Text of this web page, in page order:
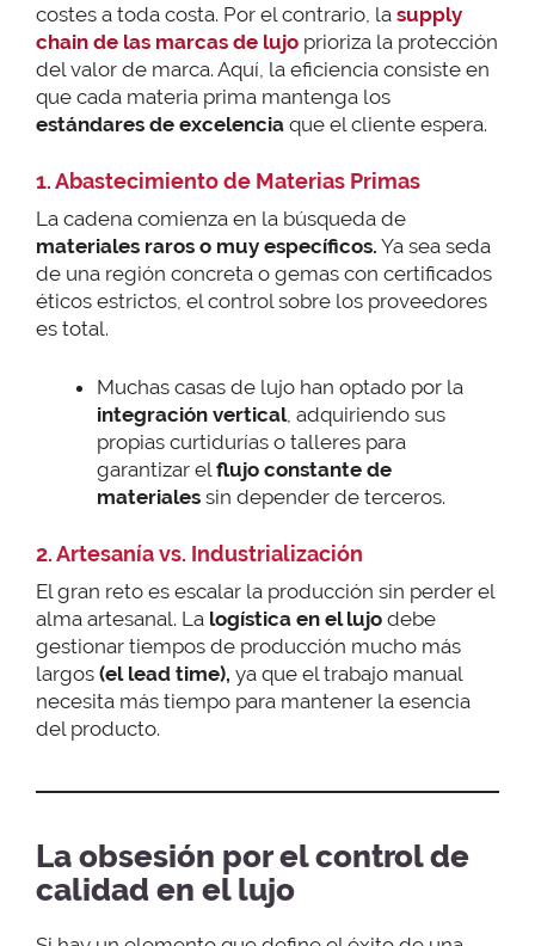
costes a toda costa. Por el contrario, la supply
chain de las marcas de lujo prioriza la protección
del valor de marca. Aquí, la eficiencia consiste en
que cada materia prima mantenga los
estándares de excelencia que el cliente espera.
1. Abastecimiento de Materias Primas
La cadena comienza en la búsqueda de
materiales raros o muy específicos. Ya sea seda
de una región concreta o gemas con certificados
éticos estrictos, el control sobre los proveedores
es total.
Muchas casas de lujo han optado por la
integración vertical, adquiriendo sus
propias curtidurías o talleres para
garantizar el flujo constante de
materiales sin depender de terceros.
2. Artesanía vs. Industrialización
El gran reto es escalar la producción sin perder el
alma artesanal. La logística en el lujo debe
gestionar tiempos de producción mucho más
largos (el lead time), ya que el trabajo manual
necesita más tiempo para mantener la esencia
del producto.
La obsesión por el control de
calidad en el lujo